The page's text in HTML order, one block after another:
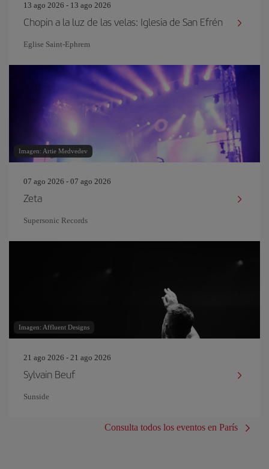
13 ago 2026 - 13 ago 2026
Chopin a la luz de las velas: Iglesia de San Efrén
Eglise Saint‐Ephrem
Imagen: Artie Medvedev
07 ago 2026 - 07 ago 2026
Zeta
Supersonic Records
Imagen: Affluent Designs
21 ago 2026 - 21 ago 2026
Sylvain Beuf
Sunside
Consulta todos los eventos en París